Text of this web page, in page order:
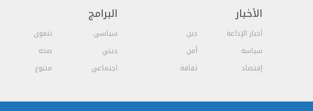
الأخبار
أخبار الإذاعة
سياسة
إقتصاد
دين
أمن
ثقافة
البرامج
سياسي
ديني
اجتماعي
تنموي
صحة
متنوع